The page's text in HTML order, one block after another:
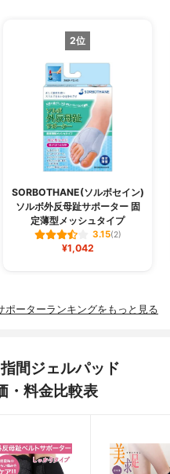
2位
SORBOTHANE(ソルボセイン)
ソルボ外反母趾サポーター 固
定薄型メッシュタイプ
3.15(2)
¥1,042
ポーターランキングをもっと見る
間ジェルパッド
・料金比較表